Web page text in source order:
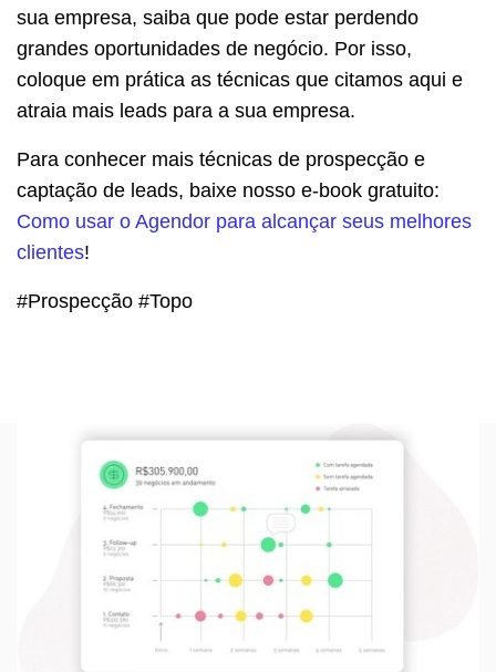
sua empresa, saiba que pode estar perdendo
grandes oportunidades de negócio. Por isso,
coloque em prática as técnicas que citamos aqui e
atraia mais leads para a sua empresa.
Para conhecer mais técnicas de prospecção e
captação de leads, baixe nosso e-book gratuito:
Como usar o Agendor para alcançar seus melhores
clientes!
#Prospecção #Topo